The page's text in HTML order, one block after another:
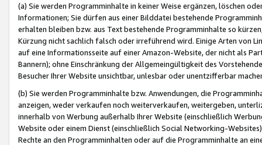
(a) Sie werden Programminhalte in keiner Weise ergänzen, löschen
Informationen; Sie dürfen aus einer Bilddatei bestehende
erhalten bleiben bzw. aus Text bestehende Programminhalte so
Kürzung nicht sachlich falsch oder irreführend wird. Einige Arten von
auf eine Informationsseite auf einer Amazon-Website, der nicht als
Bannern); ohne Einschränkung der Allgemeingültigkeit des
Besucher Ihrer Website unsichtbar, unlesbar oder unentzifferbar
(b) Sie werden Programminhalte bzw. Anwendungen, die
anzeigen, weder verkaufen noch weiterverkaufen, weitergeben,
innerhalb von Werbung außerhalb Ihrer Website (einschließlich
Website oder einem Dienst (einschließlich Social Networking-
Rechte an den Programminhalten oder auf die Programminhalte an